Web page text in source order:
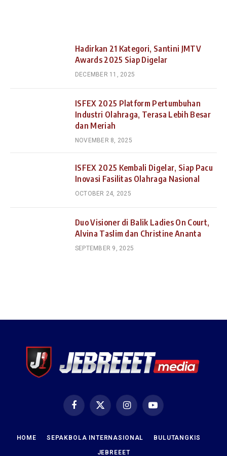
Hadirkan 21 Kategori, Santini JMTV
Awards 2025 Siap Digelar
DECEMBER 11, 2025
ISFEX 2025 Platform Pertumbuhan
Industri Olahraga, Terasa Lebih Besar
dan Meriah
NOVEMBER 8, 2025
ISFEX 2025 Kembali Digelar, Siap Pacu
Inovasi Fasilitas Olahraga Nasional
OCTOBER 24, 2025
Duo Visioner di Balik Ladies On Court,
Alvina Taslim dan Christine Ananta
SEPTEMBER 9, 2025
FacebookX
(Twitter)
InstagramYouTube
HOME SEPAKBOLA INTERNASIONAL BULUTANGKIS
JEBREEET